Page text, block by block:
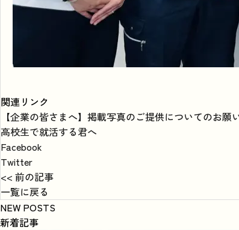
関連リンク
【企業の皆さまへ】掲載写真のご提供についてのお願
高校生で就活する君へ
Facebook
Twitter
<< 前の記事
一覧に戻る
NEW POSTS
新着記事